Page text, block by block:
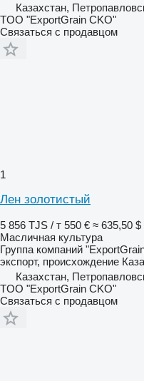
Казахстан,
TOO "ExportGrain CKO"
Связаться с продавцом
1
Лен золотистый
5 856 TJS / т 550 € ≈ 635,50 $
Масличная культура
Группа компаний
экспорт, происхождение
Казахстан,
TOO "ExportGrain CKO"
Связаться с продавцом